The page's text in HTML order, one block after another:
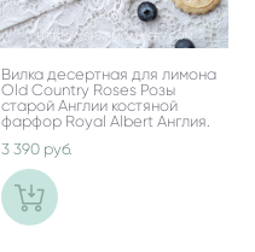
Вилка десертная для лимона
Old Country Roses Розы
старой Англии костяной
фарфор Royal Albert Англия.
3 390 pуб.